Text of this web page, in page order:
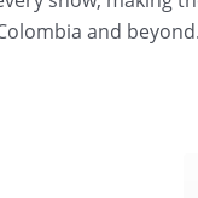
and beyond.